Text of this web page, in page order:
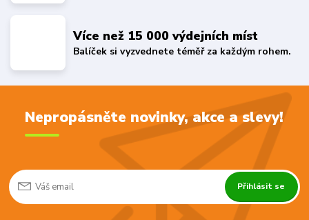
Více než 15 000 výdejních míst
Balíček si vyzvednete téměř za každým rohem.
Nepropásněte novinky, akce a slevy!
Přihlásit se